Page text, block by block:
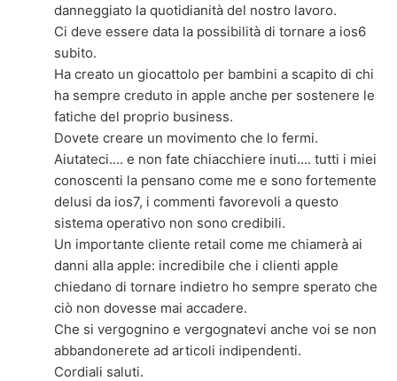
danneggiato la quotidianità del nostro lavoro.
Ci deve essere data la possibilità di tornare a ios6
subito.
Ha creato un giocattolo per bambini a scapito di chi
ha sempre creduto in apple anche per sostenere le
fatiche del proprio business.
Dovete creare un movimento che lo fermi.
Aiutateci.... e non fate chiacchiere inuti.... tutti i miei
conoscenti la pensano come me e sono fortemente
delusi da ios7, i commenti favorevoli a questo
sistema operativo non sono credibili.
Un importante cliente retail come me chiamerà ai
danni alla apple: incredibile che i clienti apple
chiedano di tornare indietro ho sempre sperato che
ciò non dovesse mai accadere.
Che si vergognino e vergognatevi anche voi se non
abbandonerete ad articoli indipendenti.
Cordiali saluti.